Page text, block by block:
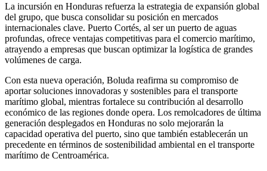
La incursión en Honduras refuerza la estrategia de expansión global
del grupo, que busca consolidar su posición en mercados
internacionales clave. Puerto Cortés, al ser un puerto de aguas
profundas, ofrece ventajas competitivas para el comercio marítimo,
atrayendo a empresas que buscan optimizar la logística de grandes
volúmenes de carga.
Con esta nueva operación, Boluda reafirma su compromiso de
aportar soluciones innovadoras y sostenibles para el transporte
marítimo global, mientras fortalece su contribución al desarrollo
económico de las regiones donde opera. Los remolcadores de última
generación desplegados en Honduras no solo mejorarán la
capacidad operativa del puerto, sino que también establecerán un
precedente en términos de sostenibilidad ambiental en el transporte
marítimo de Centroamérica.